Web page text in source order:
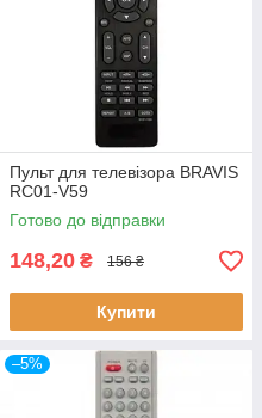
Пульт для телевізора BRAVIS
RC01-V59
Готово до відправки
148,20 ₴ 156 ₴
Купити
–5%